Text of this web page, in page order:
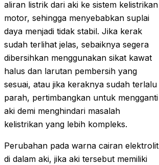
aliran listrik dari aki ke sistem kelistrikan
motor, sehingga menyebabkan suplai
daya menjadi tidak stabil. Jika kerak
sudah terlihat jelas, sebaiknya segera
dibersihkan menggunakan sikat kawat
halus dan larutan pembersih yang
sesuai, atau jika keraknya sudah terlalu
parah, pertimbangkan untuk mengganti
aki demi menghindari masalah
kelistrikan yang lebih kompleks.
Perubahan pada warna cairan elektrolit
di dalam aki, jika aki tersebut memiliki